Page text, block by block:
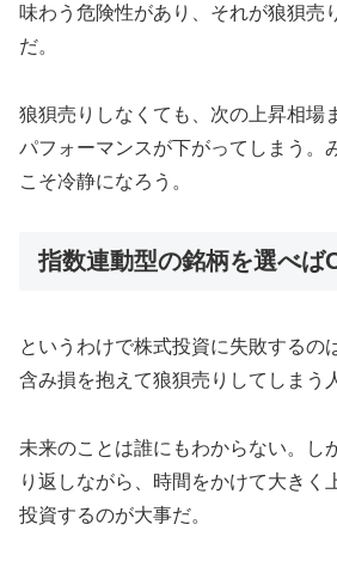
味わう危険性があり、それが狼狽売
だ。
狼狽売りしなくても、次の上昇相場
パフォーマンスが下がってしまう。
こそ冷静になろう。
指数連動型の銘柄を選べば
というわけで株式投資に失敗するの
含み損を抱えて狼狽売りしてしまう
未来のことは誰にもわからない。し
り返しながら、時間をかけて大きく
投資するのが大事だ。